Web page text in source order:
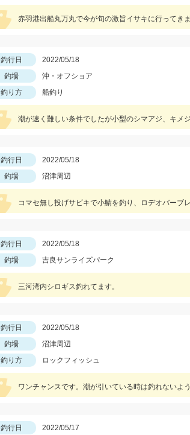
赤羽港出船丸万丸で今が旬の激旨イサキに行ってき
釣行日 2022/05/18
釣場
沖・オフショア
釣り方
船釣り
潮が速く難しい条件でしたが小型のシマアジ、キメ
釣行日 2022/05/18
釣場
沼津周辺
コマセ無し投げサビキで小鯖を釣り、ロデオバーブ
釣行日 2022/05/18
釣場
吉良サンライズパーク
三河湾内シロギス釣れてます。
釣行日 2022/05/18
釣場
沼津周辺
釣り方
ロックフィッシュ
ワンチャンスです。潮が引いている時は釣れないよう
釣行日 2022/05/17